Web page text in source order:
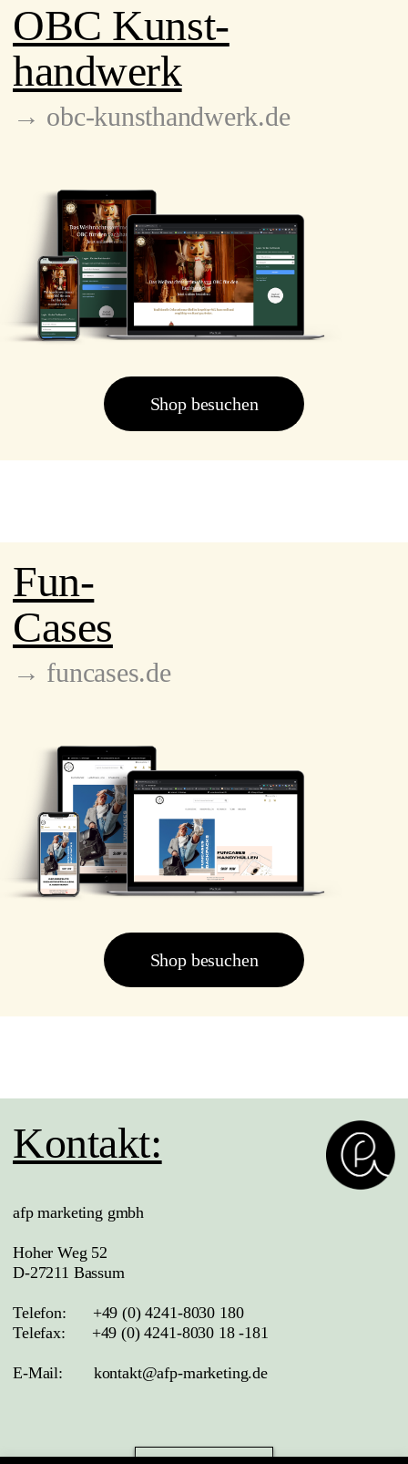
OBC Kunst-
handwerk
→ obc-kunsthandwerk.de
Shop besuchen
Fun-
Cases
→ funcases.de
Shop besuchen
Kontakt:
afp marketing gmbh
Hoher Weg 52
D-27211 Bassum
Telefon:
+49 (0) 4241-8030 180
Telefax:
+49 (0) 4241-8030 18 -181
E-Mail: kontakt@afp-marketing.de